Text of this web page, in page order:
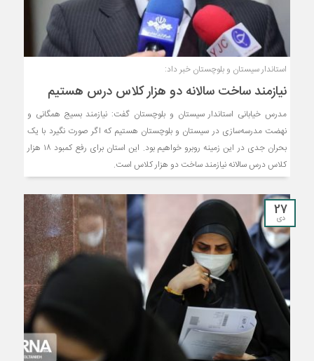
استاندار سیستان و بلوچستان خبر داد:
نیازمند ساخت سالانه دو هزار کلاس درس هستیم
مدرس خیابانی استاندار سیستان و بلوچستان گفت: نیازمند بسیج همگانی و
نهضت مدرسه‌سازی در سیستان و بلوچستان هستیم که اگر صورت نگیرد با یک
بحران جدی در این زمینه روبرو خواهیم بود. این استان برای رفع کمبود ۱۸ هزار
کلاس درس سالانه نیازمند ساخت دو هزار کلاس است.
27
دی